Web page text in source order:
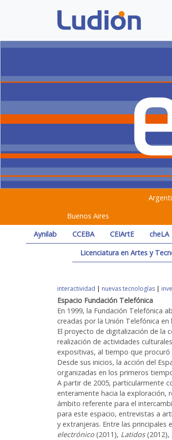
Buenos Aires
Aynilab
CCEBA CEIArtE cheLA
Licenciatura en Artes y
interactividad | nuevas tecnologías |
Espacio Fundación Telefónica
En 1999, la Fundación Telefónica
creadas por la Unión Telefónica
El proyecto de digitalización de la
realización de actividades
expositivas, al tiempo que
Desde sus inicios, la acción del
organizadas en los primeros
A partir de 2005, particularmente
enteramente hacia la exploración,
ámbito referente para el
para este espacio, entrevistas a
y extranjeras. Entre las principales
electrónico (2011), Latidos(2012),